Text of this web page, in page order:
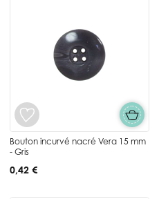
Bouton incurvé nacré Vera 15 mm
- Gris
0,42 €